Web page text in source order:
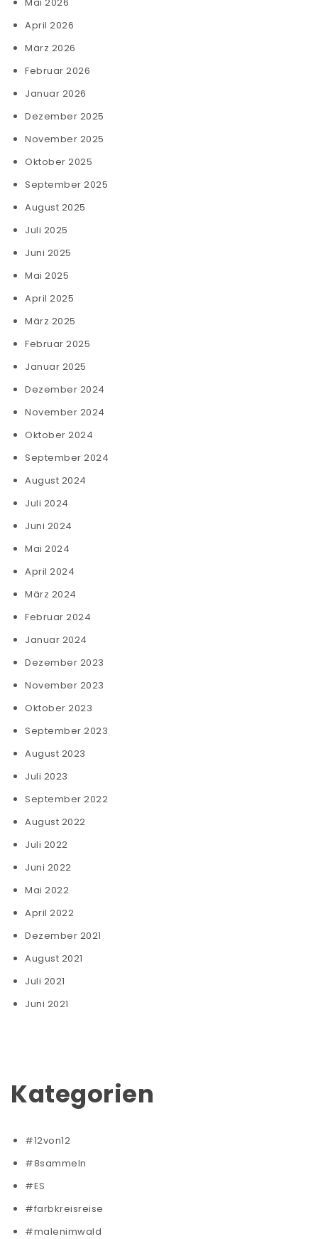
April 2026
März 2026
Februar 2026
Januar 2026
Dezember 2025
November 2025
Oktober 2025
September 2025
August 2025
Juli 2025
Juni 2025
Mai 2025
April 2025
März 2025
Februar 2025
Januar 2025
Dezember 2024
November 2024
Oktober 2024
September 2024
August 2024
Juli 2024
Juni 2024
Mai 2024
April 2024
März 2024
Februar 2024
Januar 2024
Dezember 2023
November 2023
Oktober 2023
September 2023
August 2023
Juli 2023
September 2022
August 2022
Juli 2022
Juni 2022
Mai 2022
April 2022
Dezember 2021
August 2021
Juli 2021
Juni 2021
Kategorien
#12von12
#8sammeln
#ES
#farbkreisreise
#malenimwald